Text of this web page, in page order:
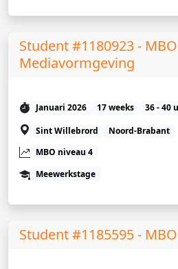
Student #1180923 -
Mediavormgeving
Januari 2026 17 weeks
36 - 40
Sint Willebrord
Noord-Brabant
MBO niveau 4
Meewerkstage
Student #1185595 -